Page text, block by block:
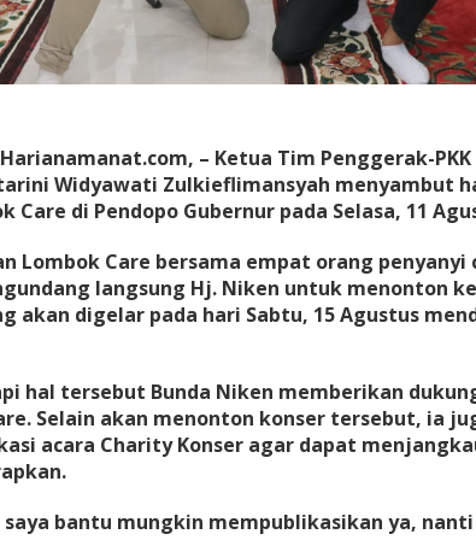
– Ketua Tim Penggerak-PKK
Widyawati Zulkieflimansyah menyambut
Care di Pendopo Gubernur pada Selasa, 11
Lombok Care bersama empat orang
langsung Hj. Niken untuk menonton
akan digelar pada hari Sabtu, 15 Agustus
hal tersebut Bunda Niken memberikan
Selain akan menonton konser tersebut, ia
acara Charity Konser agar dapat
saya bantu mungkin mempublikasikan ya,
Capaian
Makmur
Di Daerah,